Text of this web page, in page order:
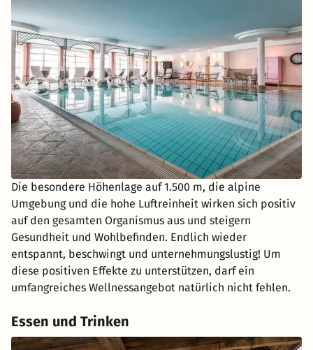
Die besondere Höhenlage auf 1.500 m, die alpine
Umgebung und die hohe Luftreinheit wirken sich positiv
auf den gesamten Organismus aus und steigern
Gesundheit und Wohlbefinden. Endlich wieder
entspannt, beschwingt und unternehmungslustig! Um
diese positiven Effekte zu unterstützen, darf ein
umfangreiches Wellnessangebot natürlich nicht fehlen.
Essen und Trinken